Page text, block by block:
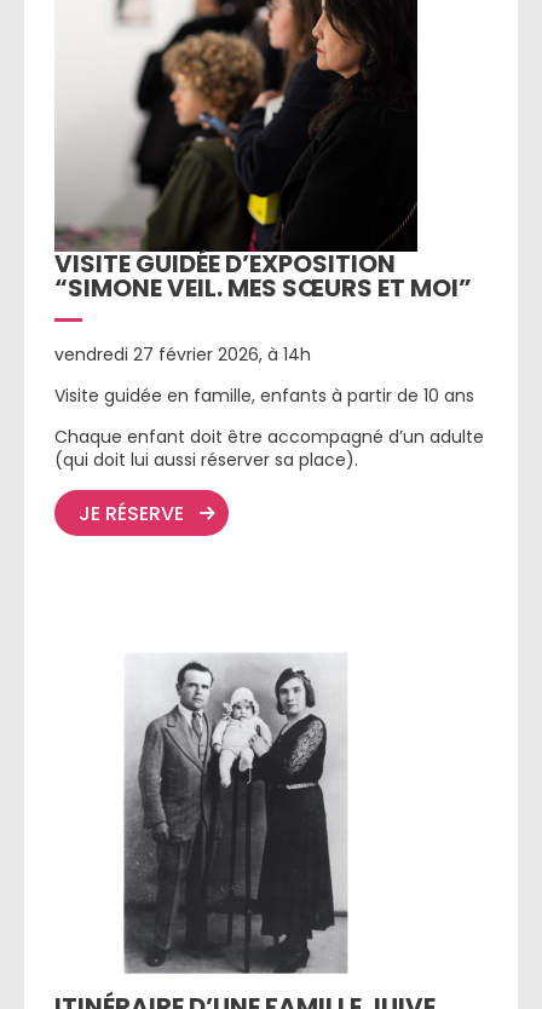
VISITE GUIDÉE D’EXPOSITION
“SIMONE VEIL. MES SŒURS ET MOI”
vendredi 27 février 2026, à 14h
Visite guidée en famille, enfants à partir de 10 ans
Chaque enfant doit être accompagné d’un adulte
(qui doit lui aussi réserver sa place).
JE RÉSERVE